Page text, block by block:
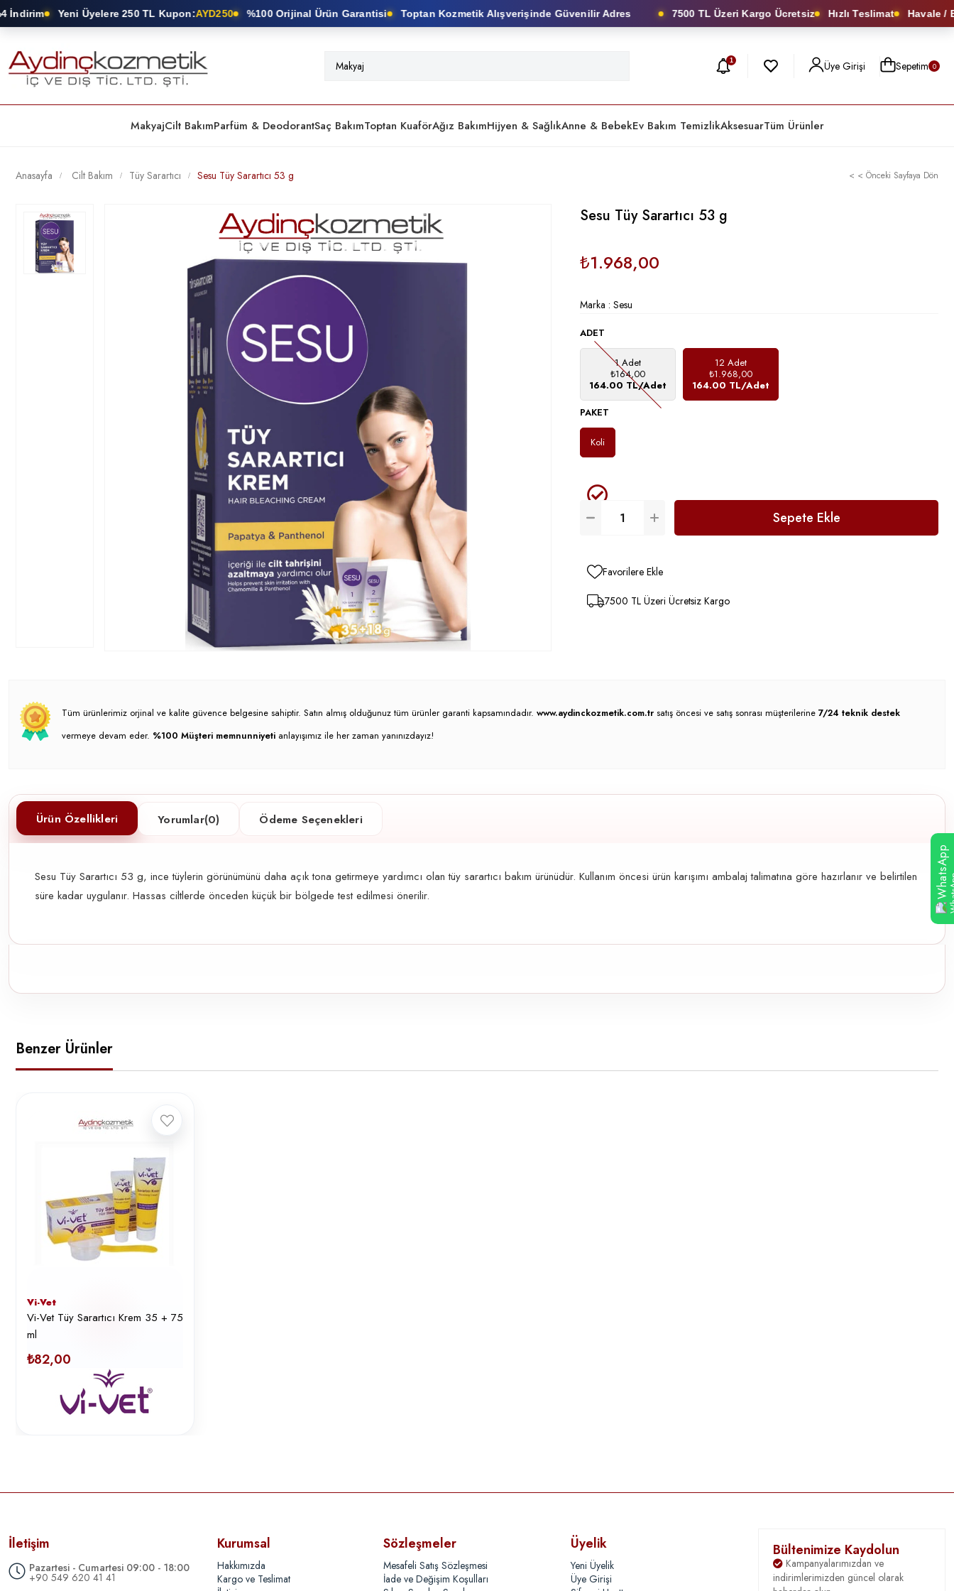
Yeni Üyelere 250 TL Kupon:AYD250 %100 Orijinal Ürün Garantisi Toptan Kozmetik Alışverişinde Güvenilir Adres 7500 TL Üzeri Kargo Ücretsiz Hızlı Teslimat Havale /
1 Üye Girişi Sepetim 0
MakyajCilt BakımParfüm & DeodorantSaç BakımToptan KuaförAğız BakımHijyen & SağlıkAnne & BebekEv Bakım TemizlikAksesuarTüm Ürünler
Anasayfa Cilt Bakım Tüy Sarartıcı Sesu Tüy Sarartıcı 53 g < < Önceki Sayfaya Dön
Sesu Tüy Sarartıcı 53 g
₺1.968,00
Marka : Sesu
ADET
1 Adet
₺164,00
164.00 TL/Adet
12 Adet
₺1.968,00
164.00 TL/Adet
PAKET
Koli
Favorilere Ekle
7500 TL Üzeri Ücretsiz Kargo
Tüm ürünlerimiz orjinal ve kalite güvence belgesine sahiptir. Satın almış olduğunuz tüm ürünler garanti kapsamındadır. www.aydinckozmetik.com.tr satış öncesi ve satış sonrası müşterilerine 7/24 teknik destek
vermeye devam eder. %100 Müşteri memnunniyeti anlayışımız ile her zaman yanınızdayız!
Ürün Özellikleri Yorumlar(0) Ödeme Seçenekleri
Sesu Tüy Sarartıcı 53 g, ince tüylerin görünümünü daha açık tona getirmeye yardımcı olan tüy sarartıcı bakım ürünüdür. Kullanım öncesi ürün karışımı ambalaj talimatına göre hazırlanır ve belirtilen
süre kadar uygulanır. Hassas ciltlerde önceden küçük bir bölgede test edilmesi önerilir.
Benzer Ürünler
Vi-Vet
Vi-Vet Tüy Sarartıcı Krem 35 + 75
ml
₺82,00
İletişim
Pazartesi - Cumartesi 09:00 - 18:00
+90 549 620 41 41
Kurumsal
Hakkımızda
Kargo ve Teslimat
Sözleşmeler
Mesafeli Satış Sözleşmesi
İade ve Değişim Koşulları
Üyelik
Yeni Üyelik
Üye Girişi
Bültenimize Kaydolun
Kampanyalarımızdan ve
indirimlerimizden güncel olarak
WhatsApp